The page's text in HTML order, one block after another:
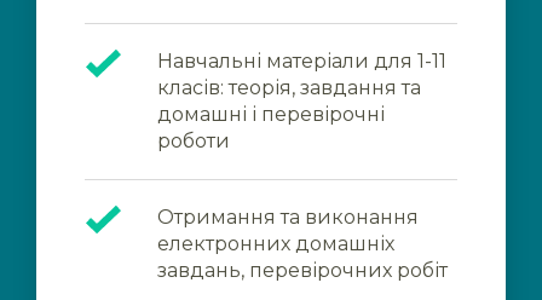
Навчальні матеріали для 1-11
класів: теорія, завдання та
домашні і перевірочні
роботи
Отримання та виконання
електронних домашніх
завдань, перевірочних робіт